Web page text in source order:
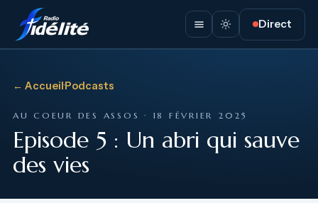
Direct
← Accueil·Podcasts
AU COEUR DES ASSOS · 18 FÉVRIER 2025
Episode 5 : Un abri qui sauve
des vies